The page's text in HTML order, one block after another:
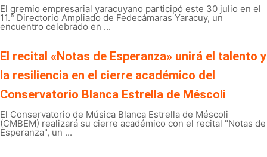
El gremio empresarial yaracuyano participó este 30 julio en el
11.° Directorio Ampliado de Fedecámaras Yaracuy, un
encuentro celebrado en ...
El recital «Notas de Esperanza» unirá el talento y
la resiliencia en el cierre académico del
Conservatorio Blanca Estrella de Méscoli
El Conservatorio de Música Blanca Estrella de Méscoli
(CMBEM) realizará su cierre académico con el recital "Notas de
Esperanza", un ...